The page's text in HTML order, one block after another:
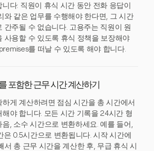
니다: 직원이 휴식 시간 동안 전화 응답이
와 같은 업무를 수행해야 한다면, 그 시간
간주될 수 없습니다. 고용주는 직원이 원
사용할 수 있도록 휴식 정책을 보장해야
를 떠날 수 있도록 해야 합니다.
포함한 근무 시간 계산하기
게 계산하려면 점심 시간을 총 시간에서
야 합니다. 모든 시간 기록을 24시간 형
, 소수 시간으로 변환하세요. 예를 들어,
은 0.5시간으로 변환됩니다. 시작 시간에
서 총 근무 시간을 계산한 후, 무급 휴식 시